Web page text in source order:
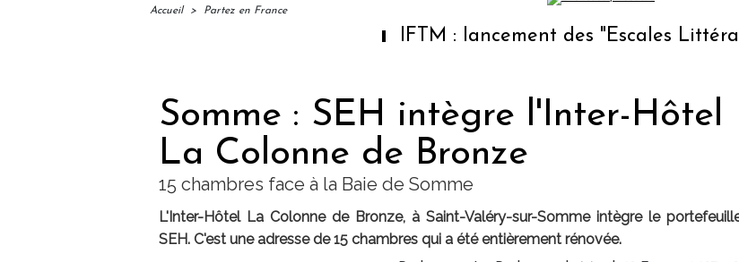
Accueil > Partez en France
IFTM : lancement des "Escales Littéraires",
Somme : SEH intègre l'Inter-Hôtel
La Colonne de Bronze
15 chambres face à la Baie de Somme
L'Inter-Hôtel La Colonne de Bronze, à Saint-Valéry-sur-Somme intègre le
SEH. C'est une adresse de 15 chambres qui a été entièrement rénovée.